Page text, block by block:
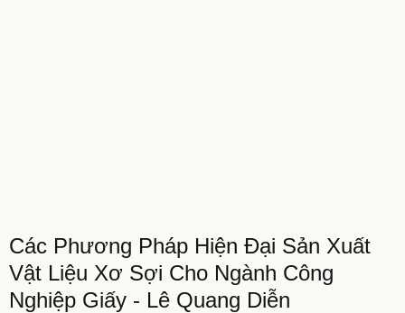
Các Phương Pháp Hiện Đại Sản Xuất
Vật Liệu Xơ Sợi Cho Ngành Công
Nghiệp Giấy - Lê Quang Diễn